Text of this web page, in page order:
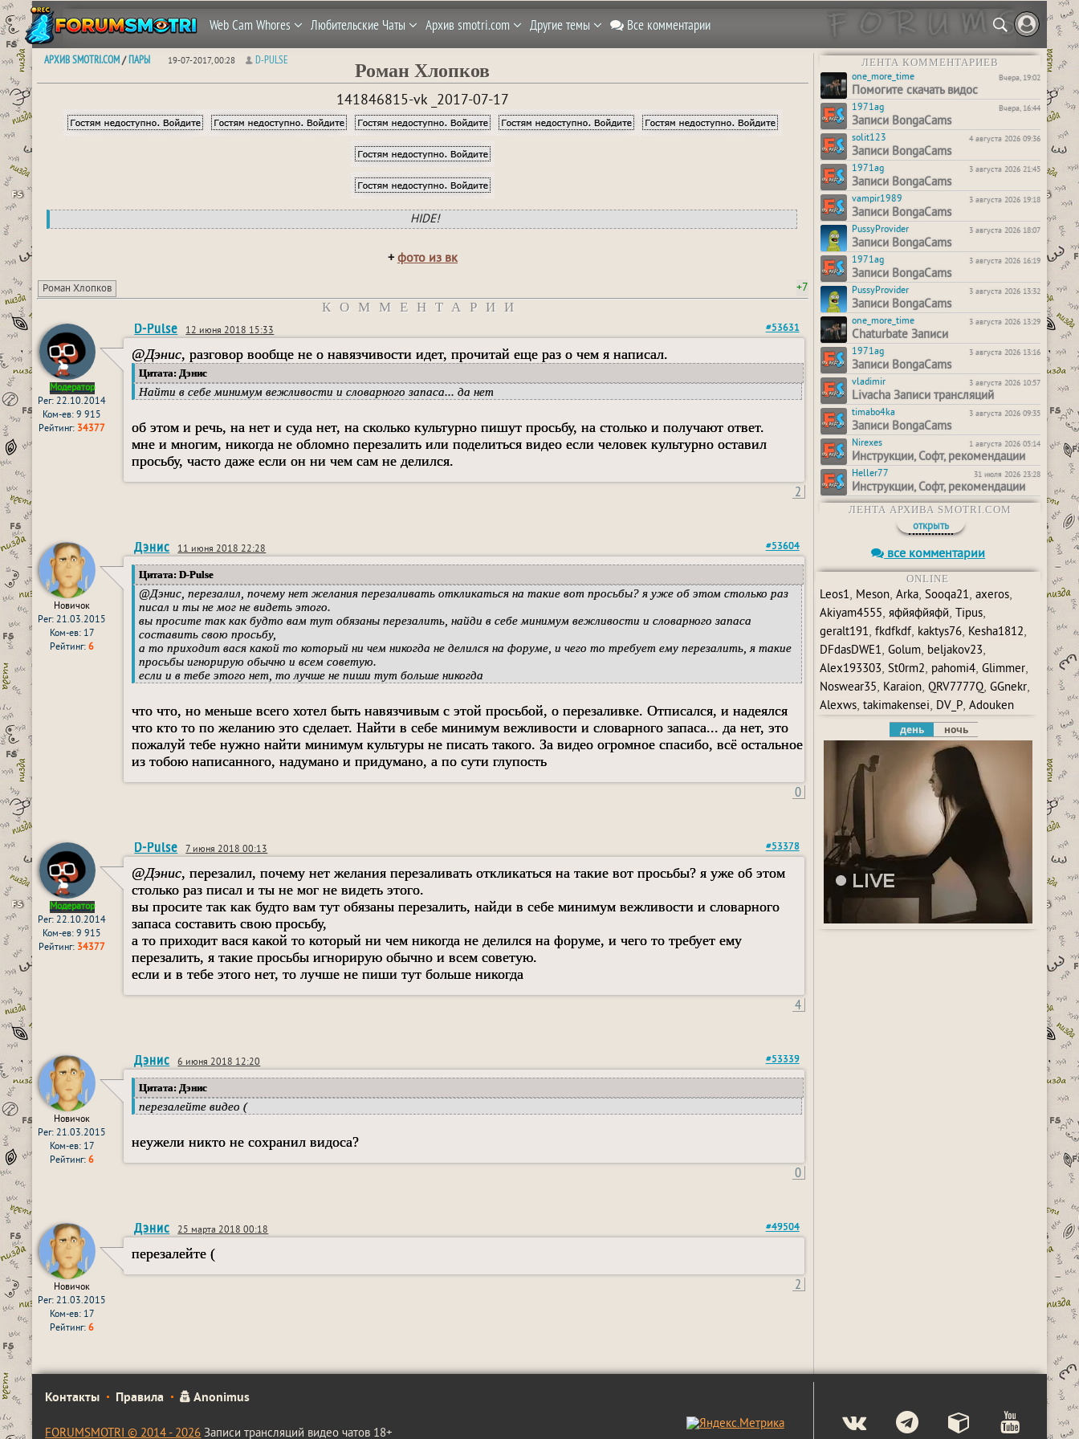
Web Cam Whores Любительские Чаты Архив smotri.com Другие темы Все комментарии
АРХИВ SMOTRI.COM/ПАРЫ 19-07-2017, 00:28 D-PULSE
Роман Хлопков
141846815-vk _2017-07-17
HIDE!
+ фото из вк
Роман Хлопков +7
КОММЕНТАРИИ
Модератор
Рег: 22.10.2014
Ком-ев: 9 915
Рейтинг: 34377
D-Pulse 12 июня 2018 15:33 #53631
@Дэнис, разговор вообще не о навязчивости идет, прочитай еще раз о чем я написал.
Цитата: Дэнис
Найти в себе минимум вежливости и словарного запаса... да нет
об этом и речь, на нет и суда нет, на сколько культурно пишут просьбу, на столько и получают ответ.
мне и многим, никогда не обломно перезалить или поделиться видео если человек культурно оставил
просьбу, часто даже если он ни чем сам не делился.
2
Новичок
Рег: 21.03.2015
Ком-ев: 17
Рейтинг:6
Дэнис 11 июня 2018 22:28 #53604
Цитата: D-Pulse
@Дэнис , перезалил, почему нет желания перезаливать откликаться на такие вот просьбы? я уже об этом столько раз
писал и ты не мог не видеть этого.
вы просите так как будто вам тут обязаны перезалить, найди в себе минимум вежливости и словарного запаса
составить свою просьбу,
а то приходит вася какой то который ни чем никогда не делился на форуме, и чего то требует ему перезалить, я такие
просьбы игнорирую обычно и всем советую.
если и в тебе этого нет, то лучше не пиши тут больше никогда
что что, но меньше всего хотел быть навязчивым с этой просьбой, о перезаливке. Отписался, и надеялся
что кто то по желанию это сделает. Найти в себе минимум вежливости и словарного запаса... да нет, это
пожалуй тебе нужно найти минимум культуры не писать такого. За видео огромное спасибо, всё остальное
из тобою написанного, надумано и придумано, а по сути глупость
0
Модератор
Рег: 22.10.2014
Ком-ев: 9 915
Рейтинг: 34377
D-Pulse 7 июня 2018 00:13 #53378
@Дэнис, перезалил, почему нет желания перезаливать откликаться на такие вот просьбы? я уже об этом
столько раз писал и ты не мог не видеть этого.
вы просите так как будто вам тут обязаны перезалить, найди в себе минимум вежливости и словарного
запаса составить свою просьбу,
а то приходит вася какой то который ни чем никогда не делился на форуме, и чего то требует ему
перезалить, я такие просьбы игнорирую обычно и всем советую.
если и в тебе этого нет, то лучше не пиши тут больше никогда
4
Новичок
Рег: 21.03.2015
Ком-ев: 17
Рейтинг:6
Дэнис 6 июня 2018 12:20 #53339
Цитата: Дэнис
перезалейте видео (
неужели никто не сохранил видоса?
0
Новичок
Рег: 21.03.2015
Ком-ев: 17
Рейтинг:6
Дэнис 25 марта 2018 00:18 #49504
перезалейте (
2
ЛЕНТА КОММЕНТАРИЕВ
one_more_time
Вчера, 19:02
Помогите скачать видос
1971ag Вчера, 16:44
Записи BongaCams
solit123 4 августа 2026 09:36
Записи BongaCams
1971ag 3 августа 2026 21:45
Записи BongaCams
vampir1989 3 августа 2026 19:18
Записи BongaCams
PussyProvider 3 августа 2026 18:07
Записи BongaCams
1971ag 3 августа 2026 16:19
Записи BongaCams
PussyProvider 3 августа 2026 13:32
Записи BongaCams
one_more_time 3 августа 2026 13:29
Chaturbate Записи
1971ag 3 августа 2026 13:16
Записи BongaCams
vladimir 3 августа 2026 10:57
Livacha Записи трансляций
timabo4ka 3 августа 2026 09:35
Записи BongaCams
Nirexes 1 августа 2026 05:14
Инструкции, Софт, рекомендации
Heller77 31 июля 2026 23:28
Инструкции, Софт, рекомендации
ЛЕНТА АРХИВА SMOTRI.COM
открыть
все комментарии
ONLINE
Leos1, Meson, Arka, Sooqa21, axeros,
Akiyam4555, яфйяфйяфй, Tipus,
geralt191, fkdfkdf, kaktys76, Kesha1812,
DFdasDWE1, Golum, beljakov23,
Alex193303, St0rm2, pahomi4, Glimmer,
Noswear35, Karaion, QRV7777Q, GGnekr,
Alexws, takimakensei, DV_P, Adouken
день ночь
Контакты Правила Anonimus
FORUMSMOTRI © 2014 - 2026Записи трансляций видео чатов 18+